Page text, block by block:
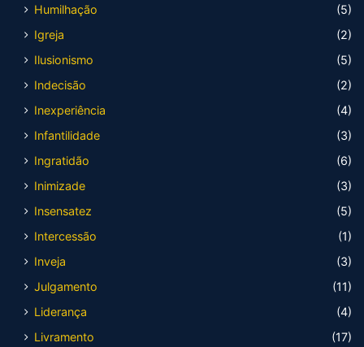
Humilhação
(5)
Igreja
(2)
Ilusionismo
(5)
Indecisão
(2)
Inexperiência
(4)
Infantilidade
(3)
Ingratidão
(6)
Inimizade
(3)
Insensatez
(5)
Intercessão
(1)
Inveja
(3)
Julgamento
(11)
Liderança
(4)
Livramento
(17)